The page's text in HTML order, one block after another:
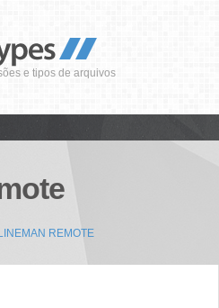
e tipos de arquivos
LINEMAN REMOTE